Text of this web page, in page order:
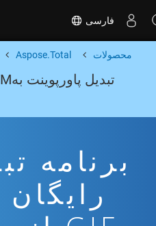
فارسی
محصولات Aspose.Total
برنامه